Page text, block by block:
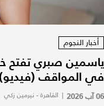
أخبار النجوم
ياسمين صبري تفتح
في المواقف
06 آب 2026 | القاهرة - نيرمين زكي